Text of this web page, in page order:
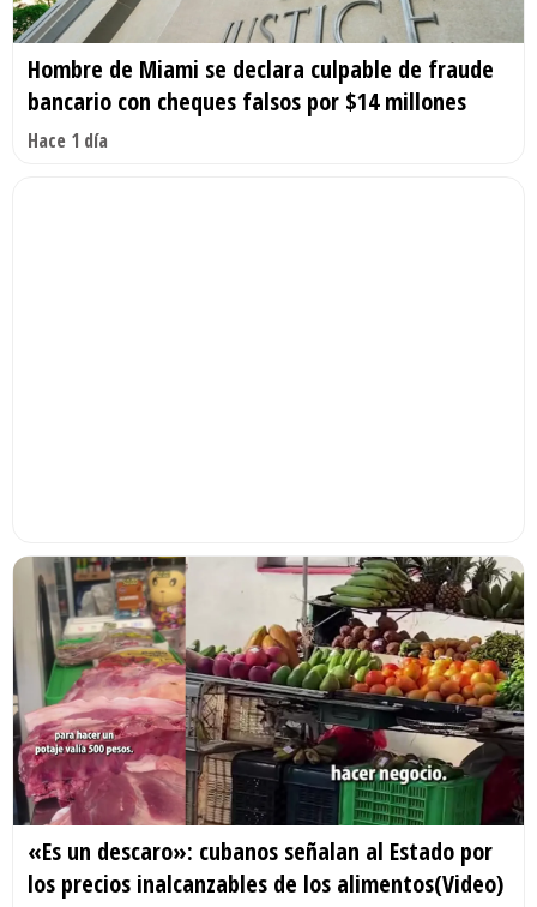
Hombre de Miami se declara culpable de fraude
bancario con cheques falsos por $14 millones
Hace 1 día
«Es un descaro»: cubanos señalan al Estado por
los precios inalcanzables de los alimentos(Video)